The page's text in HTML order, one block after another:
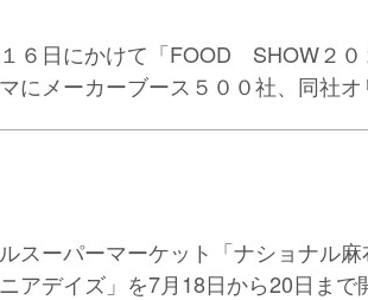
６日にかけて「FOOD SHOW２
にメーカーブース５００社、同社
スーパーマーケット「ナショナル
アデイズ」を7月18日から20日ま